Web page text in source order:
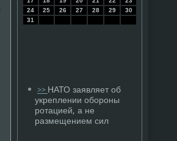
24
25 26 27 28 29
30
31
>>НАТО заявляет об
укреплении обороны
ротацией, а не
размещением сил